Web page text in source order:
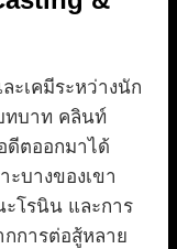
ะเคมีระหว่างนัก
ทบาท คลินท์
ดีตออกมาได้
ะบางของเขา
ะโรนิน และการ
การต่อสู้หลาย